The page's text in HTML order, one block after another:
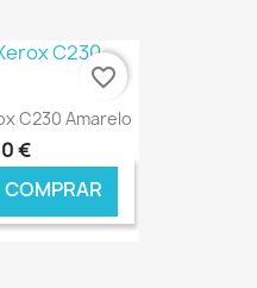
C230 Amarelo
€
COMPRAR
favorite_border